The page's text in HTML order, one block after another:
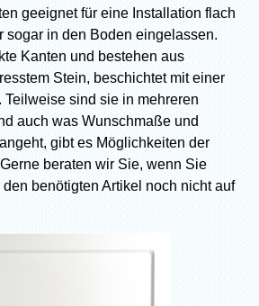
geeignet für eine Installation flach
sogar in den Boden eingelassen.
Kanten und bestehen aus
Stein, beschichtet mit einer
Teilweise sind sie in mehreren
auch was Wunschmaße und
gibt es Möglichkeiten der
beraten wir Sie, wenn Sie
benötigten Artikel noch nicht auf